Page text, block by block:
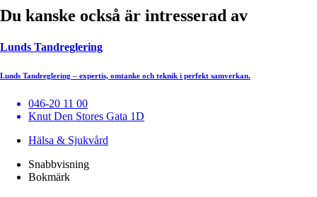
Du kanske också är intresserad av
Lunds Tandreglering
Lunds Tandreglering – expertis, omtanke och teknik i perfekt samverkan.
046-20 11 00
Knut Den Stores Gata 1D
Hälsa & Sjukvård
Snabbvisning
Bokmärk